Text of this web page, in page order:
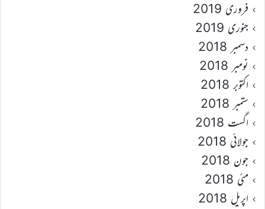
فروری 2019
جنوری 2019
دسمبر 2018
نومبر 2018
اکتوبر 2018
ستمبر 2018
اگست 2018
جولائی 2018
جون 2018
مئی 2018
اپریل 2018